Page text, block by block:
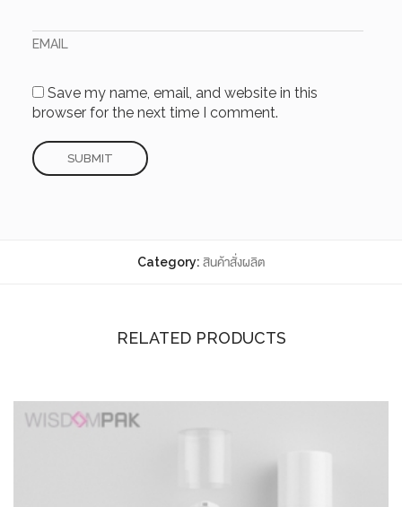
EMAIL
Save my name, email, and website in this
browser for the next time I comment.
Category: สินค้าสั่งผลิต
RELATED PRODUCTS